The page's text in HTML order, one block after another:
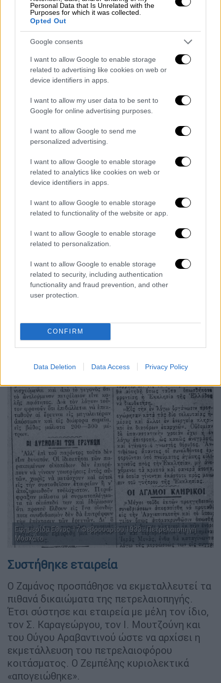
Personal Data that Is Unrelated with the
Purposes for which it was collected.
Opted Out
Google consents
I want to allow Google to enable storage
related to advertising like cookies on web or
device identifiers in apps.
I want to allow my user data to be sent to
Google for online advertising purposes.
I want to allow Google to send me
personalized advertising.
I want to allow Google to enable storage
related to analytics like cookies on web or
device identifiers in apps.
I want to allow Google to enable storage
related to functionality of the website or app.
I want to allow Google to enable storage
related to personalization.
I want to allow Google to enable storage
related to security, including authentication
functionality and fraud prevention, and other
user protection.
CONFIRM
Data Deletion Data Access Privacy Policy
ασχοληθεί με το θέμα με το αζημίωτο
φυσικά.
Ήταν ο άνθρωπος που με τις... αναλύσεις
εκτόξευσε την φήμη του πηγαδιού του
Ζεμπέληκαι όλοι ή σχεδόν όλοι μιλούσαν για
θαυματουργή ανακάλυψη πετρελαιοπηγής
Ζαμάνος πήρε προσωπικά την υπόθεση. Ήταν
γνωστές άλλωστε οι επενδύσεις που έκανε
σε μεγάλες εκτάσεις στην Αττική γη.
Μάλιστα είχε αγοράσει τεράστιες εκτάσεις
στη σημερινή Γλυφάδα.
Eφημερίδα Εθνος 17 Φεβρουαρίου 1933 - Πετρελαιοπηγή
Μοσχάτο
Συστήθηκε εταιρεία
Ο Ζαμάνος προσπάθησε να εκμεταλλευτεί τα
πιθανά δικαιώματα της πετρελαιοπηγής.
Έτσι σύστησε και εταιρεία με μέλη τον ίδιο,
τον Σ. Καραγεώργου, τον Ι. Μουτζούνη και
του Ούγου Αραβαντινού ώστε να αρχίσει η
εκμετάλλευση του πετρελαιοφόρου
κοιτάσματος. Ο Ζεμπέλης κυριολεκτικά
«απογειώθηκε».